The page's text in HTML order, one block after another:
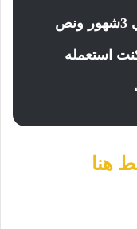
الكومنت والعلبة الوحدة كفتني 3شهور ونص
كنت استعمله
هنا